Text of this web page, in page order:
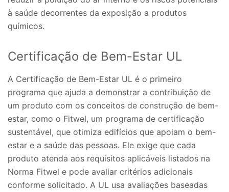
à saúde decorrentes da exposição a produtos
químicos.
Certificação de Bem-Estar UL
A Certificação de Bem-Estar UL é o primeiro
programa que ajuda a demonstrar a contribuição de
um produto com os conceitos de construção de bem-
estar, como o Fitwel, um programa de certificação
sustentável, que otimiza edifícios que apoiam o bem-
estar e a saúde das pessoas. Ele exige que cada
produto atenda aos requisitos aplicáveis listados na
Norma Fitwel e pode avaliar critérios adicionais
conforme solicitado. A UL usa avaliações baseadas